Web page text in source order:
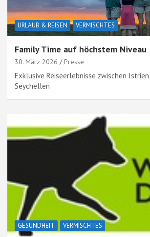
URLAUB & REISEN VERMISCHTES
Family Time auf höchstem Niveau
30. März 2026 Presse
Exklusive Reiseerlebnisse zwischen
Seychellen
GESUNDHEIT VERMISCHTES